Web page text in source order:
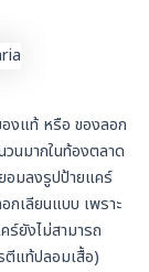
องแท้ หรือ ของลอก
นมากในท้องตลาด
อมลงรูปป้ายแคร์
กเลียนแบบ เพราะ
ร์ยังไม่สามารถ
ตีแท้ปลอมเสื้อ)